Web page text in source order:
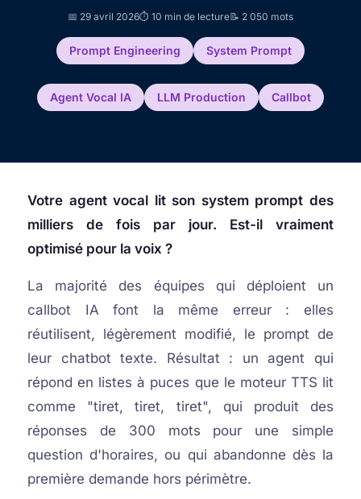
📅 29 avril 2026⏱️ 10 min de lecture📝 2 050 mots
Prompt Engineering System Prompt
Agent Vocal IA LLM Production Callbot
Votre agent vocal lit son system prompt des
milliers de fois par jour. Est-il vraiment
optimisé pour la voix ?
La majorité des équipes qui déploient un
callbot IA font la même erreur : elles
réutilisent, légèrement modifié, le prompt de
leur chatbot texte. Résultat : un agent qui
répond en listes à puces que le moteur TTS lit
comme "tiret, tiret, tiret", qui produit des
réponses de 300 mots pour une simple
question d'horaires, ou qui abandonne dès la
première demande hors périmètre.